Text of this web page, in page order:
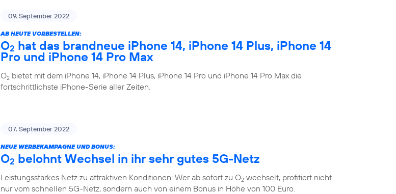
09. September 2022
AB HEUTE VORBESTELLEN:
O2 hat das brandneue iPhone 14, iPhone 14 Plus, iPhone 14
Pro und iPhone 14 Pro Max
O2 bietet mit dem iPhone 14, iPhone 14 Plus, iPhone 14 Pro und iPhone 14 Pro Max die
fortschrittlichste iPhone-Serie aller Zeiten.
07. September 2022
NEUE WERBEKAMPAGNE UND BONUS:
O2 belohnt Wechsel in ihr sehr gutes 5G-Netz
Leistungsstarkes Netz zu attraktiven Konditionen: Wer ab sofort zu O2 wechselt, profitiert nicht
nur vom schnellen 5G-Netz, sondern auch von einem Bonus in Höhe von 100 Euro.